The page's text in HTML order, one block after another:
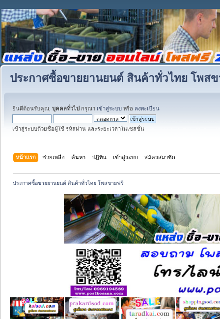
ประกาศซื้อขายยานยนต์ สินค้าทั่วไทย โพส
ยินดีต้อนรับคุณ, บุคคลทั่วไป กรุณา เข้าสู่ระบบ หรือ ลงทะเบียน
เข้าสู่ระบบด้วยชื่อผู้ใช้ รหัสผ่าน และระยะเวลาในเซสชั่น
หน้าแรก ช่วยเหลือ ค้นหา ปฏิทิน เข้าสู่ระบบ สมัครสมาชิก
ประกาศซื้อขายยานยนต์ สินค้าทั่วไทย โพสขายฟรี